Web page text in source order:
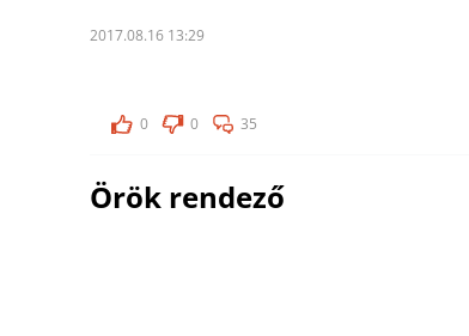
2017.08.16 13:29
0 0 35
Örök rendező